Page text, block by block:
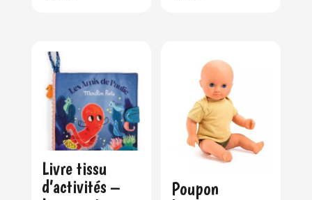
Livre tissu
d’activités –
Poupon